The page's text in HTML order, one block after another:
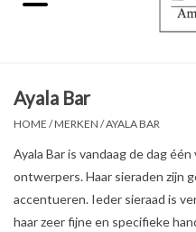
Oorbellen
Ringen
Armbanden
Broches
Ayala Bar
HOME /MERKEN /AYALA BAR
Ayala Bar is vandaag de dag
ontwerpers. Haar sieraden zijn
accentueren. Ieder sieraad is
haar zeer fijne en specifieke